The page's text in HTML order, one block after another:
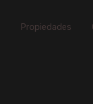
Propiedades